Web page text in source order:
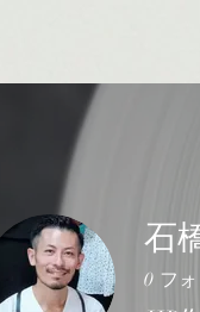
石
0 フ